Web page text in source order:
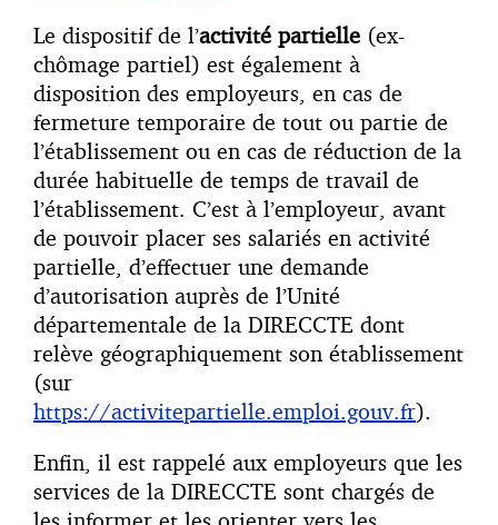
Le dispositif de l’activité partielle (ex-
chômage partiel) est également à
disposition des employeurs, en cas de
fermeture temporaire de tout ou partie de
l’établissement ou en cas de réduction de la
durée habituelle de temps de travail de
l’établissement. C’est à l’employeur, avant
de pouvoir placer ses salariés en activité
partielle, d’effectuer une demande
d’autorisation auprès de l’Unité
départementale de la DIRECCTE dont
relève géographiquement son établissement
(sur
https://activitepartielle.emploi.gouv.fr).
Enfin, il est rappelé aux employeurs que les
services de la DIRECCTE sont chargés de